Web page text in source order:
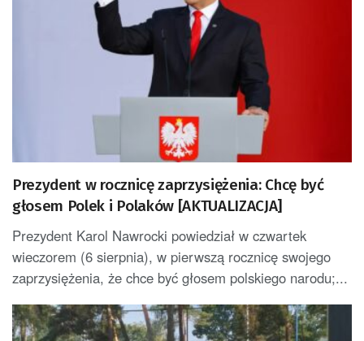
Prezydent w rocznicę zaprzysiężenia: Chcę być
głosem Polek i Polaków [AKTUALIZACJA]
Prezydent Karol Nawrocki powiedział w czwartek
wieczorem (6 sierpnia), w pierwszą rocznicę swojego
zaprzysiężenia, że chce być głosem polskiego narodu;...